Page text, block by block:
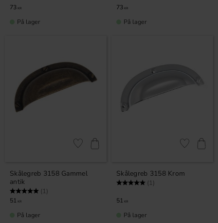
73 KR
På lager
73 KR
På lager
Skålegreb 3158 Gammel
antik
Vurdering: (1)
51 KR
Gem som favorit
På lager
Skålegreb 3158 Krom
Vurdering: (1)
51 KR
Gem som
På lager